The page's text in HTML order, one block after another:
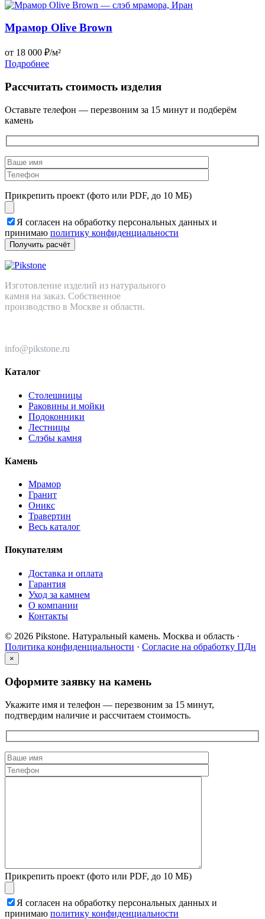
Мрамор Olive Brown
от 18 000 ₽/м²
Подробнее
Рассчитать стоимость изделия
Оставьте телефон — перезвоним за 15 минут и подберём
камень
Прикрепить проект (фото или PDF, до 10 МБ)
Я согласен на обработку персональных данных и
принимаю политику конфиденциальности
Изготовление изделий из натурального
камня на заказ. Собственное
производство в Москве и области.
info@pikstone.ru
Каталог
Столешницы
Раковины и мойки
Подоконники
Лестницы
Слэбы камня
Камень
Мрамор
Гранит
Оникс
Травертин
Весь каталог
Покупателям
Доставка и оплата
Гарантия
Уход за камнем
О компании
Контакты
© 2026 Pikstone. Натуральный камень. Москва и область ·
Политика конфиденциальности · Согласие на обработку ПДн
×
Оформите заявку на камень
Укажите имя и телефон — перезвоним за 15 минут,
подтвердим наличие и рассчитаем стоимость.
Прикрепить проект (фото или PDF, до 10 МБ)
Я согласен на обработку персональных данных и
принимаю политику конфиденциальности